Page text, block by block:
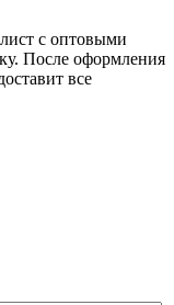
с оптовыми
После оформления
все